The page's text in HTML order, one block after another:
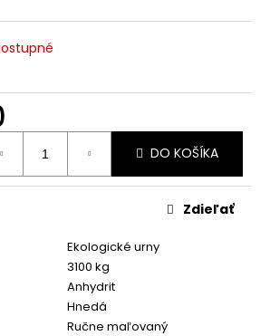
DO KOŠÍKA
Ekologické urny
3100 kg
Anhydrit
Hnedá
Ručne maľovaný
Zdieľať
HĽADAŤ